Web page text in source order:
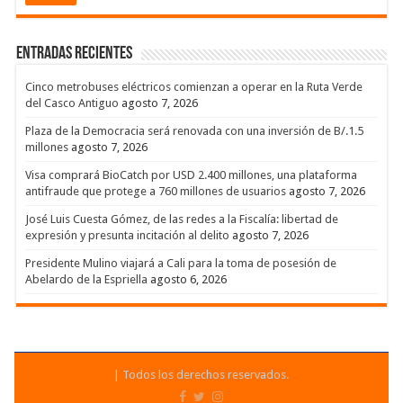
Entradas recientes
Cinco metrobuses eléctricos comienzan a operar en la Ruta Verde
del Casco Antiguo agosto 7, 2026
Plaza de la Democracia será renovada con una inversión de B/.1.5
millones agosto 7, 2026
Visa comprará BioCatch por USD 2.400 millones, una plataforma
antifraude que protege a 760 millones de usuarios agosto 7, 2026
José Luis Cuesta Gómez, de las redes a la Fiscalía: libertad de
expresión y presunta incitación al delito agosto 7, 2026
Presidente Mulino viajará a Cali para la toma de posesión de
Abelardo de la Espriella agosto 6, 2026
| Todos los derechos reservados.